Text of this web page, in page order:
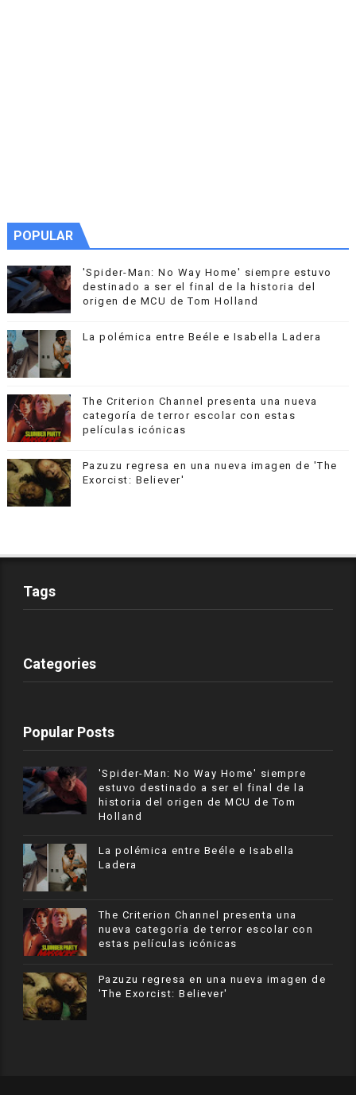
POPULAR
'Spider-Man: No Way Home' siempre estuvo
destinado a ser el final de la historia del
origen de MCU de Tom Holland
La polémica entre Beéle e Isabella Ladera
The Criterion Channel presenta una nueva
categoría de terror escolar con estas
películas icónicas
Pazuzu regresa en una nueva imagen de 'The
Exorcist: Believer'
Tags
Categories
Popular Posts
'Spider-Man: No Way Home' siempre
estuvo destinado a ser el final de la
historia del origen de MCU de Tom
Holland
La polémica entre Beéle e Isabella
Ladera
The Criterion Channel presenta una
nueva categoría de terror escolar con
estas películas icónicas
Pazuzu regresa en una nueva imagen de
'The Exorcist: Believer'